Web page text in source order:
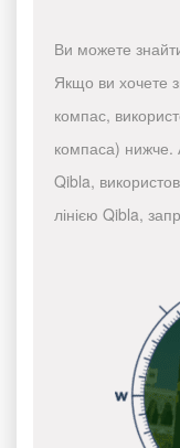
Ви можете
Якщо ви хочете
компас,
компаса) нижче.
Qibla,
лінією Qibla,